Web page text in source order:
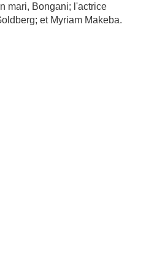
mari, Bongani; l'actrice
et Myriam Makeba.